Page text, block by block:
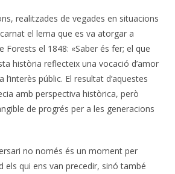
realitzades de vegades en situacions
el lema que es va atorgar a
Forests el 1848: «Saber és fer; el que
història reflecteix una vocació d’amor
públic. El resultat d’aquestes
amb perspectiva històrica, però
de progrés per a les generacions
no només és un moment per
els qui ens van precedir, sinó també